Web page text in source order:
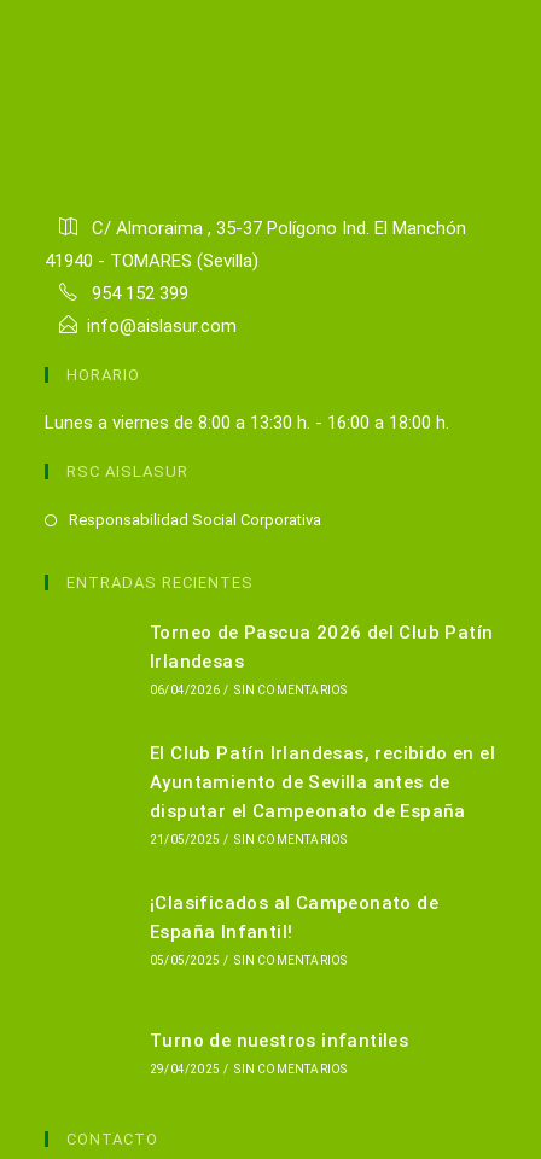
C/ Almoraima , 35-37 Polígono Ind. El Manchón
41940 - TOMARES (Sevilla)
954 152 399
info@aislasur.com
HORARIO
Lunes a viernes de 8:00 a 13:30 h. - 16:00 a 18:00 h.
RSC AISLASUR
Responsabilidad Social Corporativa
nueva
ENTRADAS RECIENTES
Torneo de Pascua 2026 del Club Patín
Irlandesas
06/04/2026 / SIN COMENTARIOS
El Club Patín Irlandesas, recibido en el
Ayuntamiento de Sevilla antes de
disputar el Campeonato de España
21/05/2025 / SIN COMENTARIOS
¡Clasificados al Campeonato de
España Infantil!
05/05/2025 / SIN COMENTARIOS
Turno de nuestros infantiles
29/04/2025 / SIN COMENTARIOS
CONTACTO